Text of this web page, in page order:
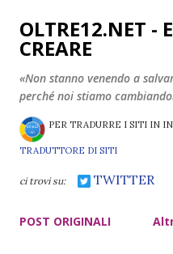
Passa ai
OLTRE12.NET -
CREARE
«Non stanno venendo a
perché noi stiamo
PER TRADURRE I SITI IN
TRADUTTORE DI SITI
ci trovi su: TWITTER
POST ORIGINALI